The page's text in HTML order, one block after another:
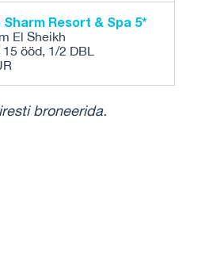
Resort & Spa 5*
El Sheikh
ööd, 1/2 DBL
broneerida.